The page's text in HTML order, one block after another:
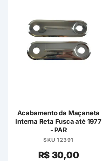
Acabamento da Maçaneta
Interna Reta Fusca até 1977
- PAR
SKU 12391
R$30,00